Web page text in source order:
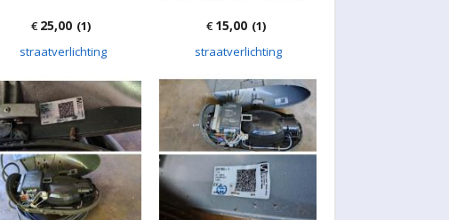
€25,00 (1)
straatverlichting
€15,00 (1)
straatverlichting